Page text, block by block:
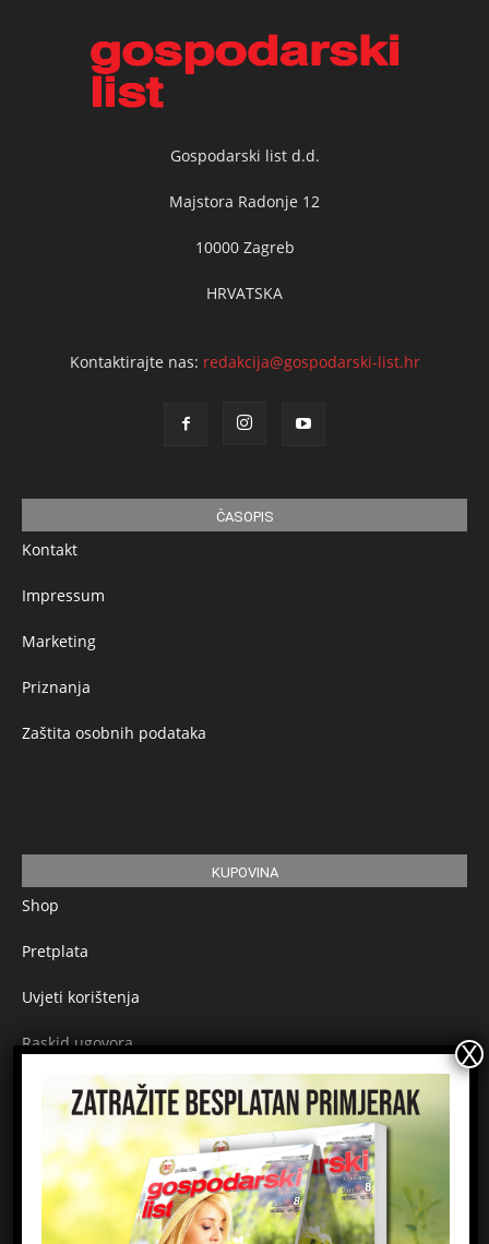
Gospodarski list d.d.
Majstora Radonje 12
10000 Zagreb
HRVATSKA
Kontaktirajte nas: redakcija@gospodarski-list.hr
ČASOPIS
Kontakt
Impressum
Marketing
Priznanja
Zaštita osobnih podataka
KUPOVINA
Shop
Pretplata
Uvjeti korištenja
Raskid ugovora
Načini plaćanja
Sigurnost plaćanja
Prijavite se na newsletter